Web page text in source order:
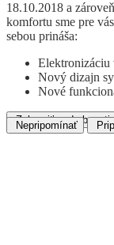
18.10.2018 a
komfortu sme pre
sebou prináša:
Elektronizáciu
Nový dizajn
Nové
Zobraziť podrobnosti
Nepripomínať